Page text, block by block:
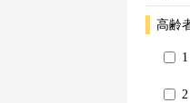
高齢
1
2